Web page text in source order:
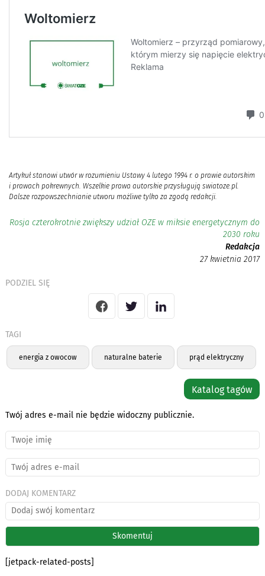
Artykuł stanowi utwór w rozumieniu Ustawy 4 lutego 1994 r. o prawie autorskim
i prawach pokrewnych. Wszelkie prawa autorskie przysługują swiatoze.pl.
Dalsze rozpowszechnianie utworu możliwe tylko za zgodą redakcji.
Rosja czterokrotnie zwiększy udział OZE w miksie energetycznym do
2030 roku
Redakcja
27 kwietnia 2017
PODZIEL SIĘ
TAGI
energia z owocow naturalne baterie prąd elektryczny
Katalog tagów
Twój adres e-mail nie będzie widoczny publicznie.
DODAJ KOMENTARZ
[jetpack-related-posts]